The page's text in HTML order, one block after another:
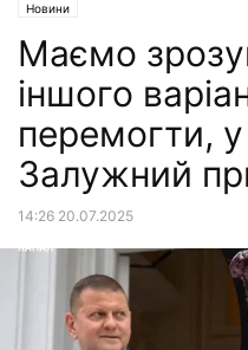
Новини
Маємо
іншого
перемогти,
Залужний
14:26 20.07.2025